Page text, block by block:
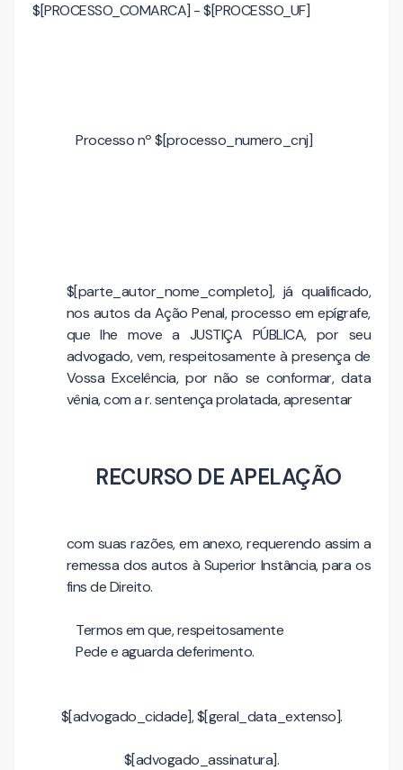
$[PROCESSO_COMARCA] - $[PROCESSO_UF]
Processo nº $[processo_numero_cnj]
$[parte_autor_nome_completo], já qualificado,
nos autos da Ação Penal, processo em epígrafe,
que lhe move a JUSTIÇA PÚBLICA, por seu
advogado, vem, respeitosamente à presença de
Vossa Excelência, por não se conformar, data
vênia, com a r. sentença prolatada, apresentar
RECURSO DE APELAÇÃO
com suas razões, em anexo, requerendo assim a
remessa dos autos à Superior Instância, para os
fins de Direito.
Termos em que, respeitosamente
Pede e aguarda deferimento.
$[advogado_cidade], $[geral_data_extenso].
$[advogado_assinatura].